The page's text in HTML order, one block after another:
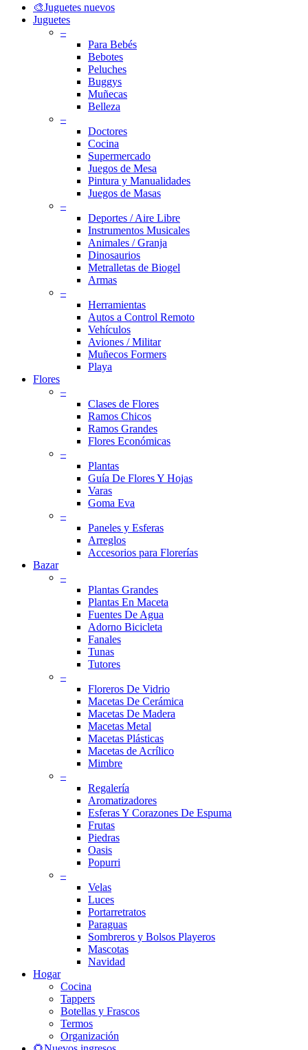
Close
Menu
🎨Juguetes nuevos
Juguetes
–
Para Bebés
Bebotes
Peluches
Buggys
Muñecas
Belleza
–
Doctores
Cocina
Supermercado
Juegos de Mesa
Pintura y Manualidades
Juegos de Masas
–
Deportes / Aire Libre
Instrumentos Musicales
Animales / Granja
Dinosaurios
Metralletas de Biogel
Armas
–
Herramientas
Autos a Control Remoto
Vehículos
Aviones / Militar
Muñecos Formers
Playa
Flores
–
Clases de Flores
Ramos Chicos
Ramos Grandes
Flores Económicas
–
Plantas
Guía De Flores Y Hojas
Varas
Goma Eva
–
Paneles y Esferas
Arreglos
Accesorios para Florerías
Bazar
–
Plantas Grandes
Plantas En Maceta
Fuentes De Agua
Adorno Bicicleta
Fanales
Tunas
Tutores
–
Floreros De Vidrio
Macetas De Cerámica
Macetas De Madera
Macetas Metal
Macetas Plásticas
Macetas de Acrílico
Mimbre
–
Regalería
Aromatizadores
Esferas Y Corazones De Espuma
Frutas
Piedras
Oasis
Popurri
–
Velas
Luces
Portarretratos
Paraguas
Sombreros y Bolsos Playeros
Mascotas
Navidad
Hogar
Cocina
Tappers
Botellas y Frascos
Termos
Organización